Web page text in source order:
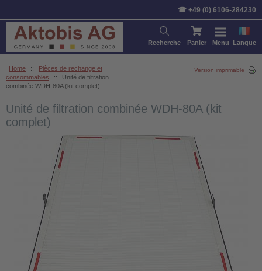
☎ +49 (0) 6106-284230
Recherche Panier Menu Langue
Home ::
Pièces de rechange et
consommables
::
Unité de filtration
combinée WDH-80A (kit complet)
Version imprimable
Unité de filtration combinée WDH-80A (kit
complet)